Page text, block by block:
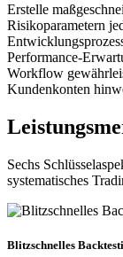
Erstelle
Risikoparametern
Performance-
Workflow
Kundenkonten
Sechs
systematisches
Blitzschnelles